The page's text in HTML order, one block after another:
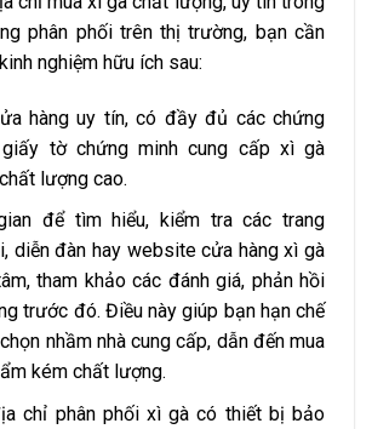
phân phối trên thị trường, bạn cần
nghiệm hữu ích sau:
hàng uy tín, có đầy đủ các chứng
giấy tờ chứng minh cung cấp xì gà
lượng cao.
để tìm hiểu, kiểm tra các trang
diễn đàn hay website cửa hàng xì gà
tham khảo các đánh giá, phản hồi
trước đó. Điều này giúp bạn hạn chế
nhầm nhà cung cấp, dẫn đến mua
kém chất lượng.
chỉ phân phối xì gà có thiết bị bảo